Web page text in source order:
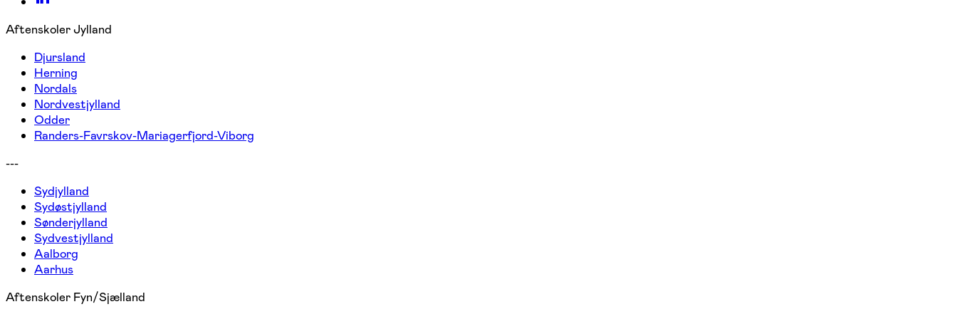
Aftenskoler Jylland
Djursland
Herning
Nordals
Nordvestjylland
Odder
Randers-Favrskov-Mariagerfjord-Viborg
---
Sydjylland
Sydøstjylland
Sønderjylland
Sydvestjylland
Aalborg
Aarhus
Aftenskoler Fyn/Sjælland